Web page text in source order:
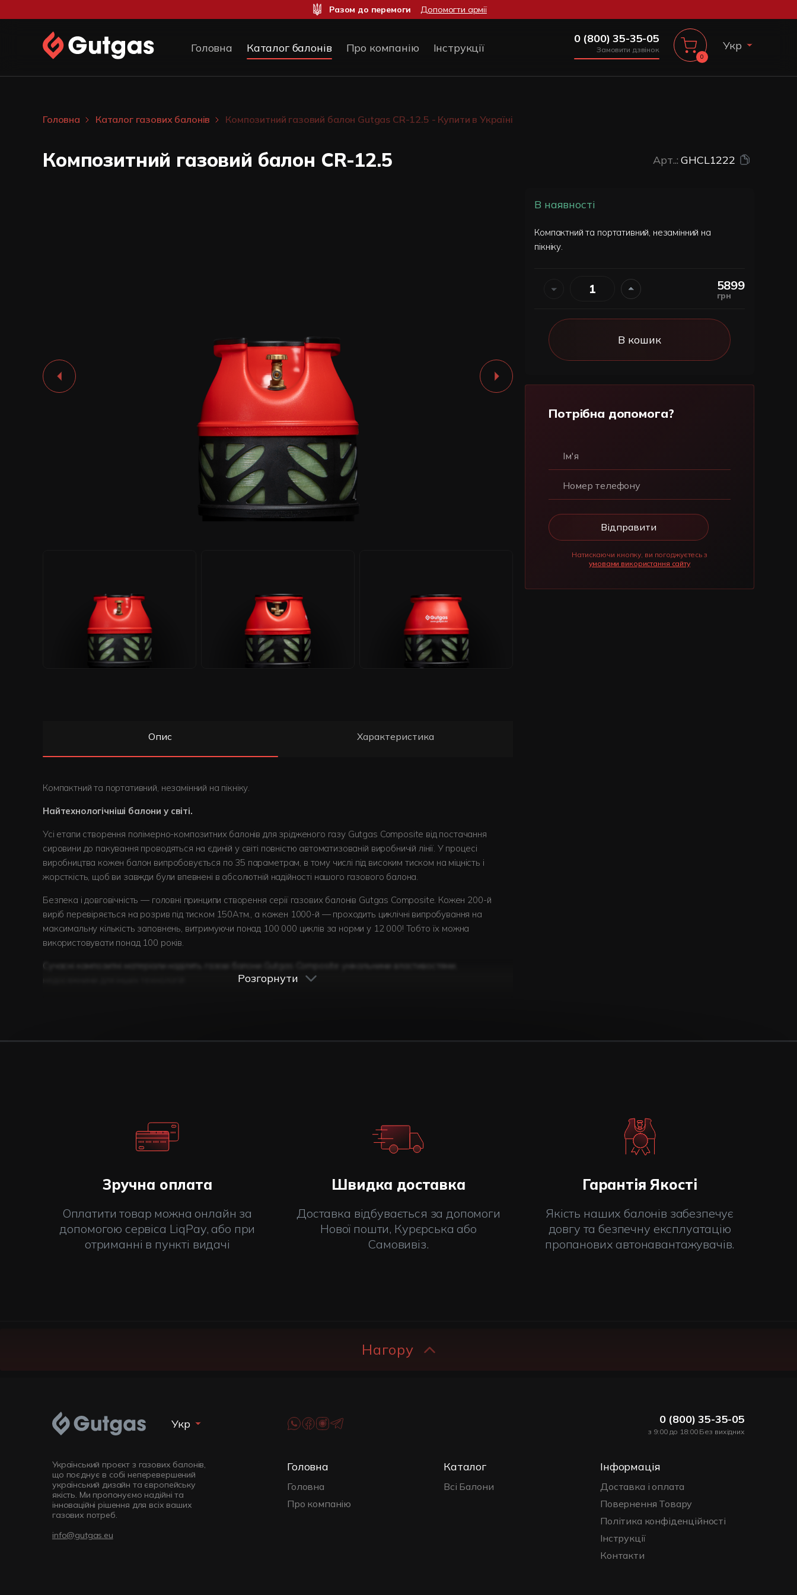
Разом до перемоги Допомогти армії
Головна Каталог балонів Про компанію Інструкції
0 (800) 35-35-05
Замовити дзвінок
0
Укр
Головна Каталог газових балонів Композитний газовий балон Gutgas CR-12.5 - Купити в Україні
Композитний газовий балон CR-12.5 Арт..:GHCL1222
Опис Характеристика
Компактний та портативний, незамінний на пікніку.
Найтехнологічніші балони у світі.
Усі етапи створення полімерно-композитних балонів для зрідженого газу Gutgas Composite від постачання
сировини до пакування проводяться на єдиній у світі повністю автоматизованій виробничій лінії. У процесі
виробництва кожен балон випробовується по 35 параметрам, в тому числі під високим тиском на міцність і
жорсткість, щоб ви завжди були впевнені в абсолютній надійності нашого газового балона.
Безпека і довговічність — головні принципи створення серії газових балонів Gutgas Composite. Кожен 200-й
виріб перевіряється на розрив під тиском 150Атм., а кожен 1000-й — проходить циклічні випробування на
максимальну кількість заповнень, витримуючи понад 100 000 циклів за норми у 12 000! Тобто їх можна
використовувати понад 100 років.
Сучасні композитні матеріали наділять газові балони Gutgas Composite унікальними властивостями,
стійкі до механічного та хімічного впливу;
Сертифіковано: Директива ЄС 2010/35, π-маркування, стандарти EN14427 і EN12245.
Розгорнути
В наявності
Компактний та портативний, незамінний на
пікніку.
5899
грн
В кошик
Потрібна допомога?
Ім'я
Номер телефону
Відправити
Натискаючи кнопку, ви погоджуєтесь з
умовами використання сайту
Зручна оплата
Оплатити товар можна онлайн за
допомогою сервіса LiqPay, або при
отриманні в пункті видачі
Швидка доставка
Доставка відбувається за допомоги
Нової пошти, Курєрська або
Самовивіз.
Гарантія Якості
Якість наших балонів забезпечує
довгу та безпечну експлуатацію
пропанових автонавантажувачів.
Нагору
Укр
0 (800) 35-35-05
з 9:00 до 18:00 Без вихідних
Український проєкт з газових балонів,
що поєднує в собі неперевершений
український дизайн та європейську
якість. Ми пропонуємо надійні та
інноваційні рішення для всіх ваших
газових потреб.
info@gutgas.eu
Головна
Головна
Про компанію
Каталог
Всі Балони
Інформація
Доставка і оплата
Повернення Товару
Політика конфіденційності
Інструкції
Контакти